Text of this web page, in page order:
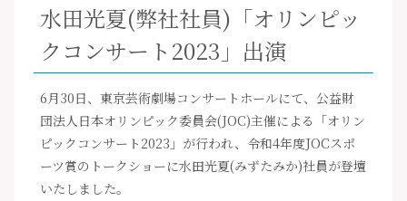
採用サイト
ニュースリリース
お問い合わせ
水田光夏(弊社社員)「オリンピッ
クコンサート2023」出演
6月30日、東京芸術劇場コンサートホールにて、公益財
団法人日本オリンピック委員会(JOC)主催による「オリン
ピックコンサート2023」が行われ、令和4年度JOCスポ
ーツ賞のトークショーに水田光夏(みずたみか)社員が登壇
いたしました。